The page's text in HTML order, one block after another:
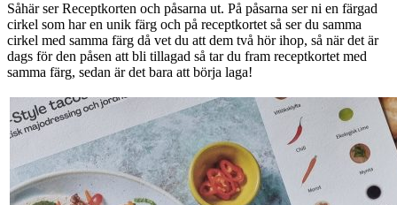
Såhär ser Receptkorten och påsarna ut. På påsarna ser ni en färgad
cirkel som har en unik färg och på receptkortet så ser du samma
cirkel med samma färg då vet du att dem två hör ihop, så när det är
dags för den påsen att bli tillagad så tar du fram receptkortet med
samma färg, sedan är det bara att börja laga!